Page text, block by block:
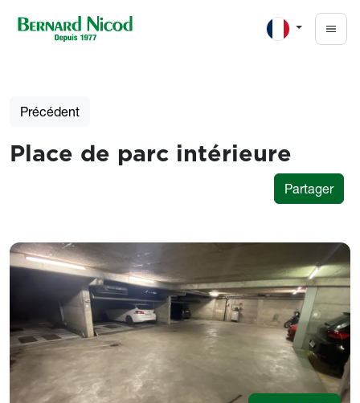
Précédent
Place de parc intérieure
Partager
Photos